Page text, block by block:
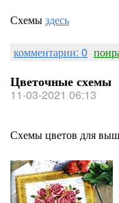
Схемыздесь
комментарии: 0
Цветочные схемы
11-03-2021 06:13
Схемы цветов для